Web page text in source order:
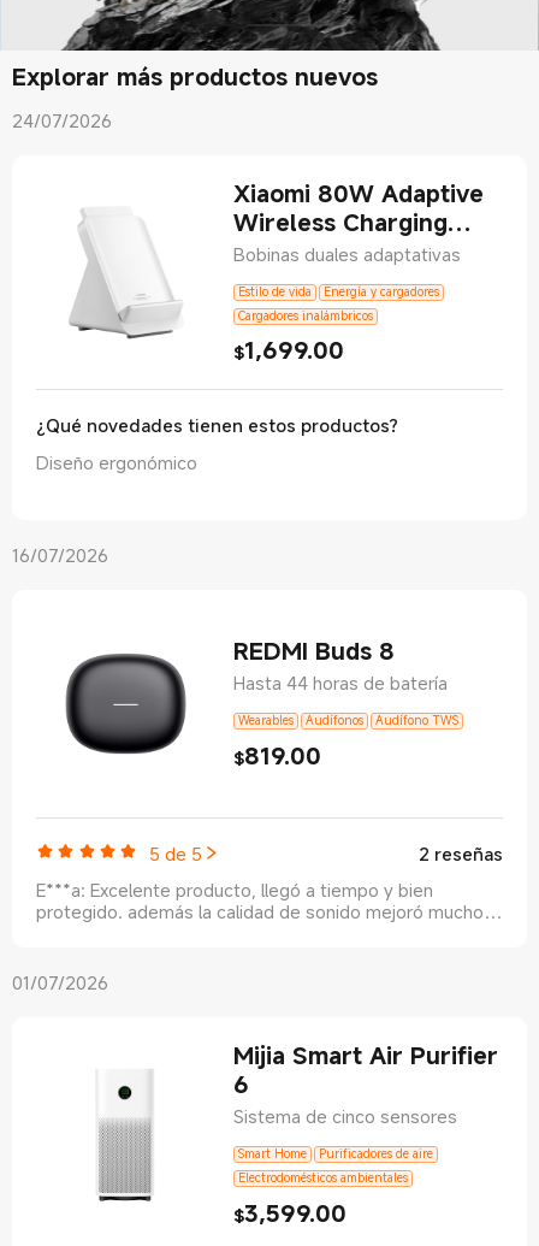
Explorar más productos nuevos
24/07/2026
Xiaomi 80W Adaptive
Wireless Charging
Stand
Bobinas duales adaptativas
Estilo de vida
Energía y cargadores
Cargadores inalámbricos
$1,699.00
¿Qué novedades tienen estos productos?
Diseño ergonómico
16/07/2026
REDMI Buds 8
Hasta 44 horas de batería
Wearables Audífonos Audífono TWS
$819.00
5 de 5 2 reseñas
E***a:Excelente producto, llegó a tiempo y bien
(yo tenía los buds 6). Considero que las mejores de
diseño y calidad son muy buenas
Luis Bernachi:Suenan excelente, muy fácil de usar me
gustaron mucho
01/07/2026
Mijia Smart Air Purifier
6
Sistema de cinco sensores
Smart Home
Purificadores de aire
Electrodomésticos ambientales
$3,599.00
buen sonido y cancelación de ruido decente
buen producto, un exelente sonido y diseño y
respecto a la entrega me llegó bien cuidado
Llegaron super rápido y muy bien empacados.